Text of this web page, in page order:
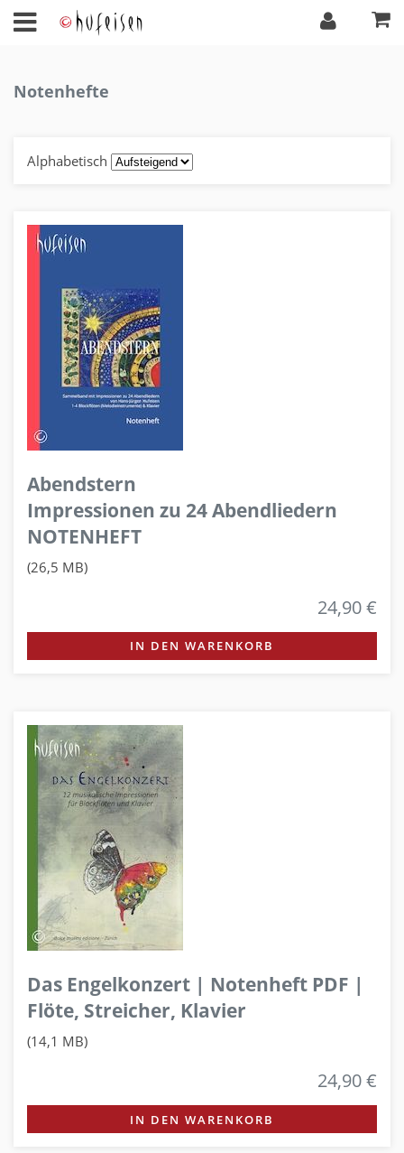
Notenhefte
Alphabetisch
Abendstern
Impressionen zu 24 Abendliedern
NOTENHEFT
(26,5 MB)
24,90 €
IN DEN WARENKORB
Das Engelkonzert | Notenheft PDF |
Flöte, Streicher, Klavier
(14,1 MB)
24,90 €
IN DEN WARENKORB